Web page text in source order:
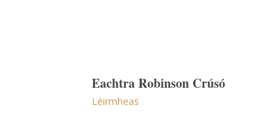
Eachtra Robinson Crúsó
Léirmheas